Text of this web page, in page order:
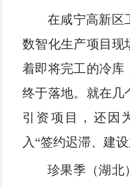
在咸宁高新区
数智化生产项目现
着即将完工的冷库
终于落地。就在几
引资项目，还因
入“签约迟滞、建设
珍果季（湖北